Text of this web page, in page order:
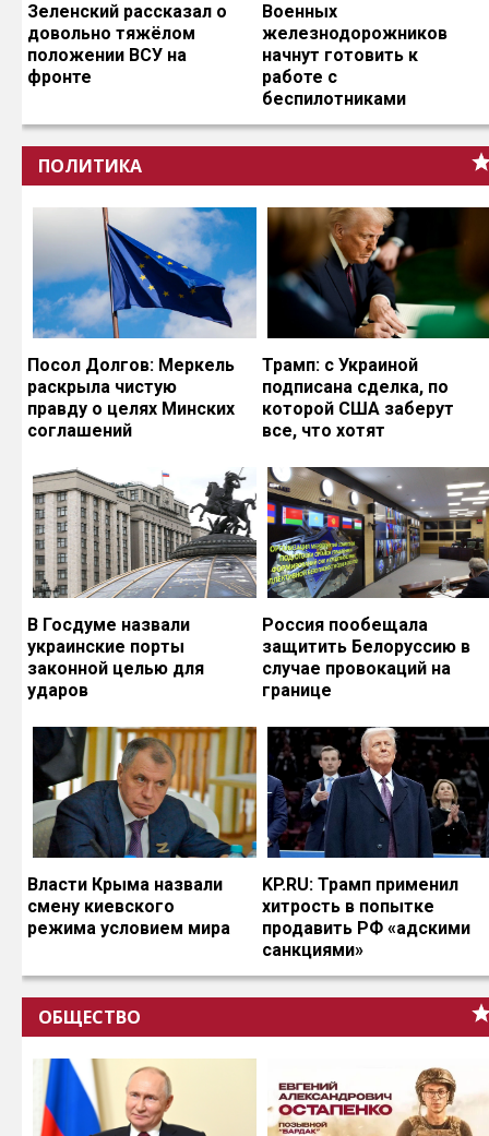
Зеленский рассказал о
довольно тяжёлом
положении ВСУ на
фронте
Военных
железнодорожников
начнут готовить к
работе с
беспилотниками
ПОЛИТИКА
Посол Долгов: Меркель
раскрыла чистую
правду о целях Минских
соглашений
Трамп: с Украиной
подписана сделка, по
которой США заберут
все, что хотят
В Госдуме назвали
украинские порты
законной целью для
ударов
Россия пообещала
защитить Белоруссию в
случае провокаций на
границе
Власти Крыма назвали
смену киевского
режима условием мира
KP.RU: Трамп применил
хитрость в попытке
продавить РФ «адскими
санкциями»
ОБЩЕСТВО